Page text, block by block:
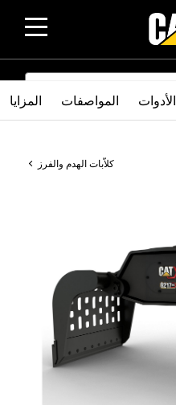
SEARCH
كلاّبات الهدم والفرز
المزايا المواصفات الأدوات